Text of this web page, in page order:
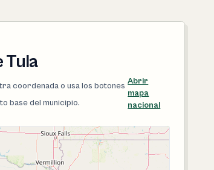
Tula
coordenada o usa los botones
base del municipio.
Abrir
mapa
nacional